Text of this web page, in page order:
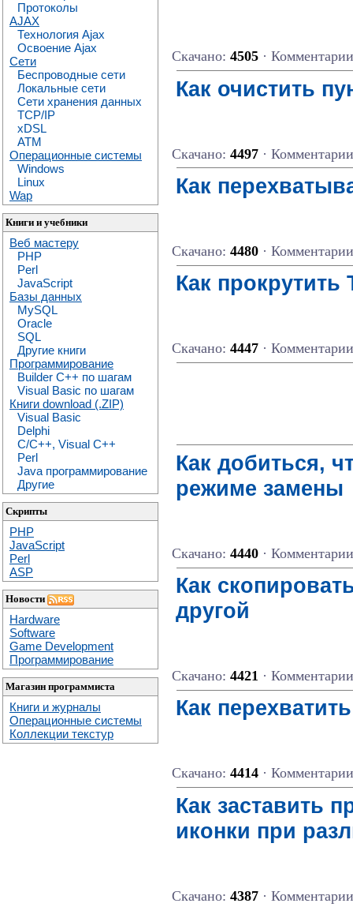
Протоколы
AJAX
Технология Ajax
Освоение Ajax
Сети
Беспроводные сети
Локальные сети
Сети хранения данных
TCP/IP
xDSL
ATM
Операционные системы
Windows
Linux
Wap
Книги и учебники
Веб мастеру
PHP
Perl
JavaScript
Базы данных
MySQL
Oracle
SQL
Другие книги
Программирование
Builder C++ по шагам
Visual Basic по шагам
Книги download (.ZIP)
Visual Basic
Delphi
C/C++, Visual C++
Perl
Java программирование
Другие
Скрипты
PHP
JavaScript
Perl
ASP
Новости
Hardware
Software
Game Development
Программирование
Магазин программиста
Книги и журналы
Операционные системы
Коллекции текстур
Скачано: 4505 ·
Как очистить
Скачано: 4497 ·
Как
Скачано: 4480 ·
Как
Скачано: 4447 ·
Как добиться,
режиме замены
Скачано: 4440 ·
Как
другой
Скачано: 4421 ·
Как
Скачано: 4414 ·
Как заставить
иконки при
Скачано: 4387 ·